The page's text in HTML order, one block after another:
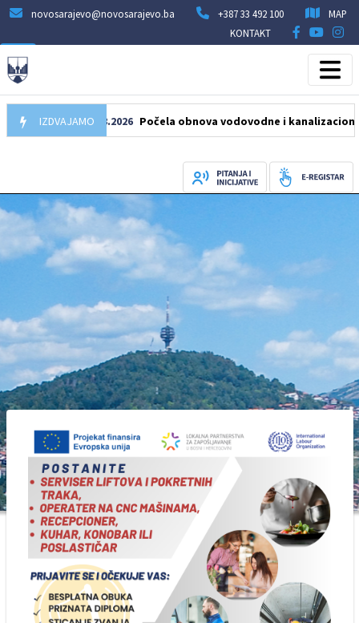
novosarajevo@novosarajevo.ba +387 33 492 100
MAP
KONTAKT
IZDVAJAMO
05.08.2026 Počela obnova vodovodne i kanalizacione